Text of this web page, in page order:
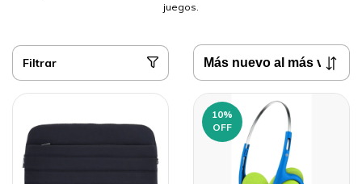
juegos.
Filtrar
10%
OFF